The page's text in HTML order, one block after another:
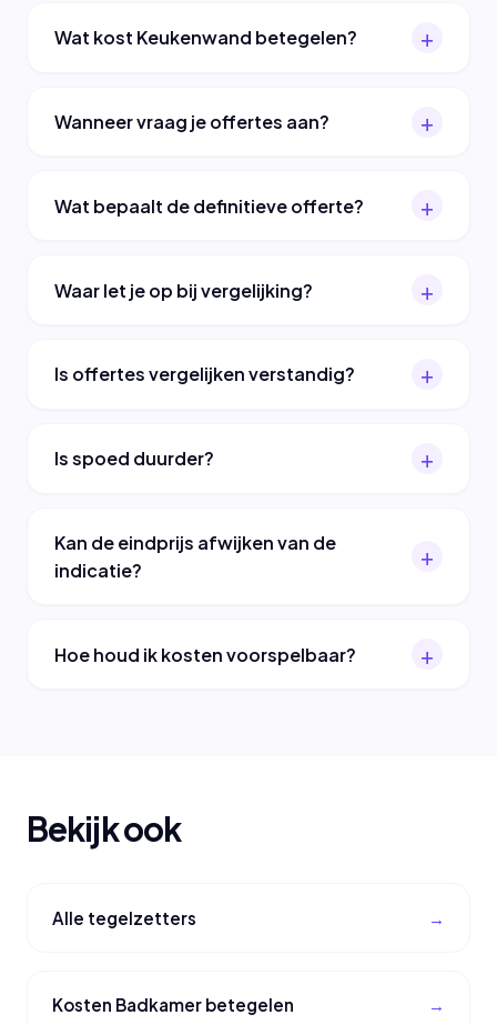
Wat kost Keukenwand betegelen?
Wanneer vraag je offertes aan?
Wat bepaalt de definitieve offerte?
Waar let je op bij vergelijking?
Is offertes vergelijken verstandig?
Is spoed duurder?
Kan de eindprijs afwijken van de
indicatie?
Hoe houd ik kosten voorspelbaar?
Bekijk ook
Alle tegelzetters
Kosten Badkamer betegelen